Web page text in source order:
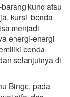
kuno atau
kursi, benda
menjadi
energi-energi
benda
selanjutnya di
Bingo, pada